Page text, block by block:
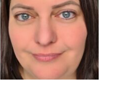
per dag:
foto’s
Gezicht